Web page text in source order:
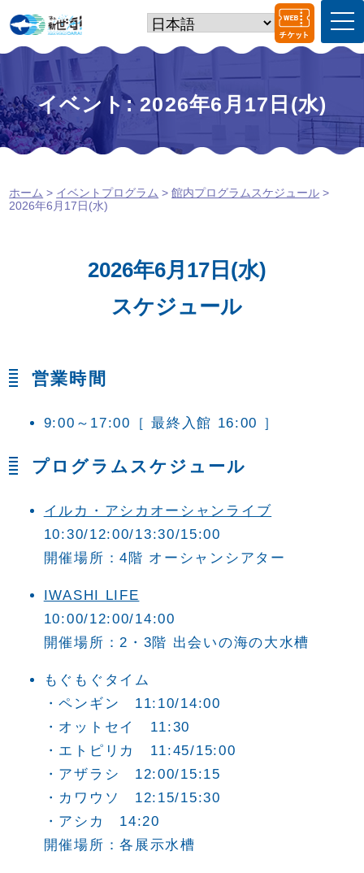
t
o
g
l
a
v
i
イベント: 2026年6月17日(水)
ホーム > イベントプログラム >館内プログラムスケジュール >
2026年6月17日(水)
2026年6月17日(水)
スケジュール
営業時間
9:00～17:00 ［ 最終入館 16:00 ］
プログラムスケジュール
イルカ・アシカオーシャンライブ
10:30/12:00/13:30/15:00
開催場所：4階 オーシャンシアター
IWASHI LIFE
10:00/12:00/14:00
開催場所：2・3階 出会いの海の大水槽
もぐもぐタイム
・ペンギン 11:10/14:00
・オットセイ 11:30
・エトピリカ 11:45/15:00
・アザラシ 12:00/15:15
・カワウソ 12:15/15:30
・アシカ 14:20
開催場所：各展示水槽